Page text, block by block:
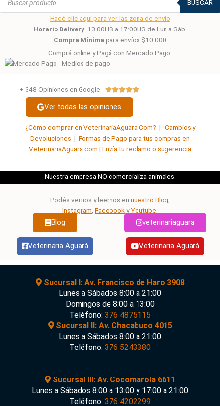
productos
BUSCAR
Hacé clic aquí para ver las zona de envío
Horario Delivery: 13:00HS a 17:00HS de Lun a Sáb.
Compra Mínima para envíos $10.000
Comprá online y Pagá con Mercado Pago.
+ 348 Opiniones en Google Valorado
Ver todas las opiniones
¿Cómo comprar en VeterinariaAguara.Com? | Cambios y
Devoluciones | Formas de Pago para tus compras en
VeterinariaAguara.com | Envía tu reclamo o sugerencia
Nuestra empresa NO comercializa animales.
Podés vernos y leernos en nuestro Blog
Instagram FacebookyYoutube
Blog veterinariaguara
Veterinaria Aguará Veterinaria Aguará
Sucursal I: Av. Francisco de Haro 3908
Lunes a Sábados 8:00 a 21:00
Domingos de 8:00 a 13:00
Teléfono: 376 4875115
Sucursal II: Av. Chacabuco 4015
Lunes a Sábados 8:00 a 21:00
Teléfono: 376 5243380
Sucursal III: Av. Cocomarola 6611
Lunes a Sábados 8:00 a 13:00 y 17:00 a 21:00
Teléfono: 376 4202299